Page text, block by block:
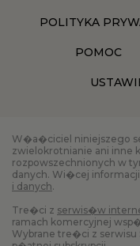
POLITYKA
POMOC
W�a�ciciel niniejszego
zwielokrotnianie ani inne
rozpowszechnionych w
danych. Wi�cej
i danych.
Tre�ci z serwis�w
ramach komercyjnej
Wybrane tre�ci z